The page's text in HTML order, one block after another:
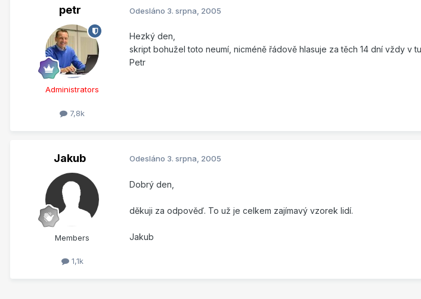
petr
Administrators
7,8k
Odesláno 3. srpna, 2005
Hezký den,
skript bohužel toto neumí, nicméně řádově hlasuje za těch 14 dní vždy v
Petr
Jakub
Members
1,1k
Odesláno 3. srpna, 2005
Dobrý den,
děkuji za odpověď. To už je celkem zajímavý vzorek lidí.
Jakub